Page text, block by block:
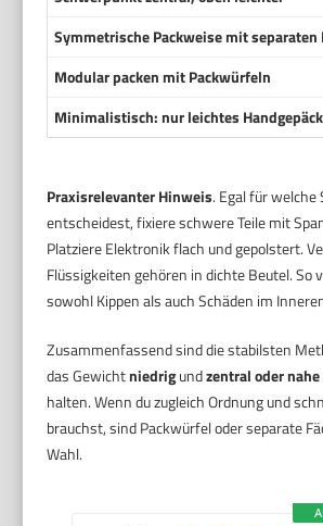
Symmetrische Packweise mit separaten
Modular packen mit Packwürfeln
Minimalistisch: nur leichtes Handgepäck
Praxisrelevanter Hinweis. Egal für welche
entscheidest, fixiere schwere Teile mit
Platziere Elektronik flach und gepolstert.
Flüssigkeiten gehören in dichte Beutel. So
sowohl Kippen als auch Schäden im
Zusammenfassend sind die stabilsten
das Gewichtniedrigundzentral oder
halten. Wenn du zugleich Ordnung und
brauchst, sind Packwürfel oder separate
Wahl.